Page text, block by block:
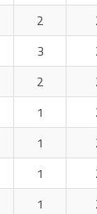
2
3
2
1
1
1
1